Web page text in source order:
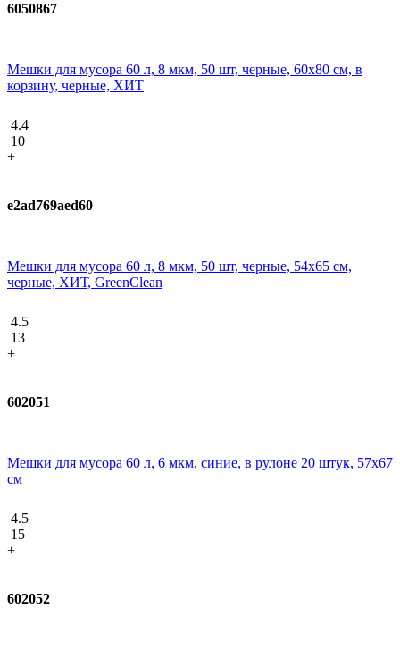
6050867
Мешки для мусора 60 л, 8 мкм, 50 шт, черные, 60х80 см, в
корзину, черные, ХИТ
4.4
10
+
e2ad769aed60
Мешки для мусора 60 л, 8 мкм, 50 шт, черные, 54х65 см,
черные, ХИТ, GreenClean
4.5
13
+
602051
Мешки для мусора 60 л, 6 мкм, синие, в рулоне 20 штук, 57х67
см
4.5
15
+
602052